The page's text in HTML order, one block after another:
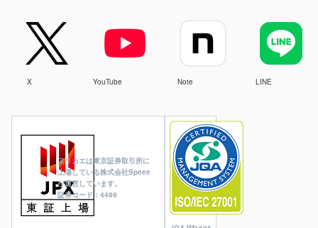
ヌリカエは東京証券取引所に
上場している株式会社Speee
が運営しています。
証券コード：4499
X YouTube Note LINE